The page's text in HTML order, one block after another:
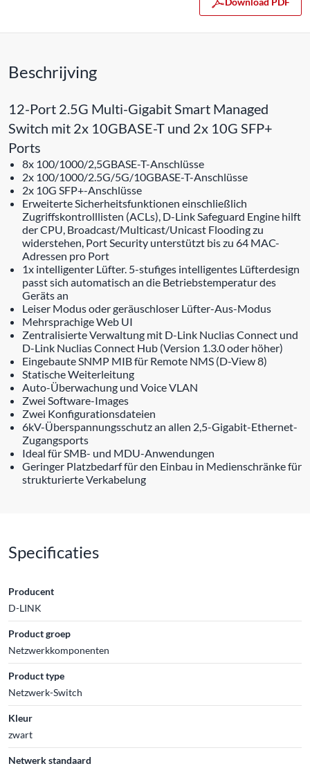
Beschrijving
12-Port 2.5G Multi-Gigabit Smart Managed
Switch mit 2x 10GBASE-T und 2x 10G SFP+
Ports
8x 100/1000/2,5GBASE-T-Anschlüsse
2x 100/1000/2.5G/5G/10GBASE-T-Anschlüsse
2x 10G SFP+-Anschlüsse
Erweiterte Sicherheitsfunktionen einschließlich
Zugriffskontrolllisten (ACLs), D-Link Safeguard Engine hilft
der CPU, Broadcast/Multicast/Unicast Flooding zu
widerstehen, Port Security unterstützt bis zu 64 MAC-
Adressen pro Port
1x intelligenter Lüfter. 5-stufiges intelligentes Lüfterdesign
passt sich automatisch an die Betriebstemperatur des
Geräts an
Leiser Modus oder geräuschloser Lüfter-Aus-Modus
Mehrsprachige Web UI
Zentralisierte Verwaltung mit D-Link Nuclias Connect und
D-Link Nuclias Connect Hub (Version 1.3.0 oder höher)
Eingebaute SNMP MIB für Remote NMS (D-View 8)
Statische Weiterleitung
Auto-Überwachung und Voice VLAN
Zwei Software-Images
Zwei Konfigurationsdateien
6kV-Überspannungsschutz an allen 2,5-Gigabit-Ethernet-
Zugangsports
Ideal für SMB- und MDU-Anwendungen
Geringer Platzbedarf für den Einbau in Medienschränke für
strukturierte Verkabelung
Specificaties
Producent
D-LINK
Product groep
Netzwerkkomponenten
Product type
Netzwerk-Switch
Kleur
zwart
Netwerk standaard